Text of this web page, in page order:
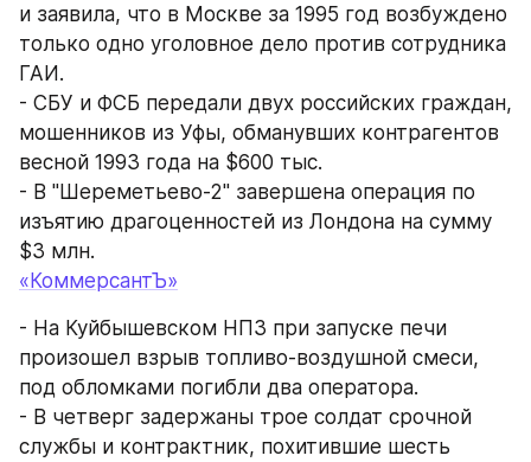
и заявила, что в Москве за 1995 год возбуждено
только одно уголовное дело против сотрудника
ГАИ.
- СБУ и ФСБ передали двух российских граждан,
мошенников из Уфы, обманувших контрагентов
весной 1993 года на $600 тыс.
- В "Шереметьево-2" завершена операция по
изъятию драгоценностей из Лондона на сумму
$3 млн.
«КоммерсантЪ»
- На Куйбышевском НПЗ при запуске печи
произошел взрыв топливо-воздушной смеси,
под обломками погибли два оператора.
- В четверг задержаны трое солдат срочной
службы и контрактник, похитившие шесть